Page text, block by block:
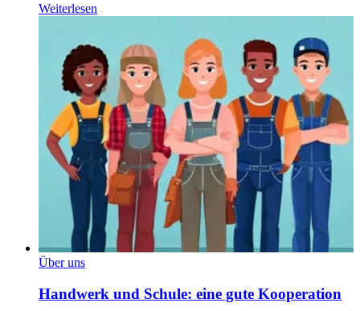
Weiterlesen
Über uns
Handwerk und Schule: eine gute Kooperation